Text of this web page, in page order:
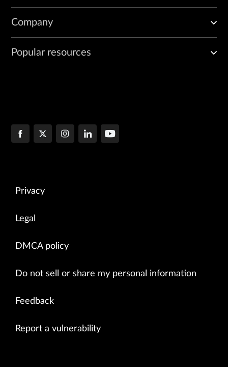
Company
Popular resources
Privacy
Legal
DMCA policy
Do not sell or share my personal information
Feedback
Report a vulnerability